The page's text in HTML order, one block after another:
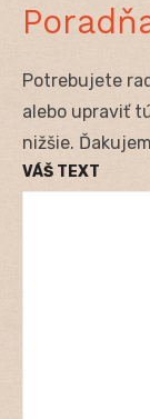
Potrebujete
alebo upraviť
nižšie.
VÁŠ TEXT